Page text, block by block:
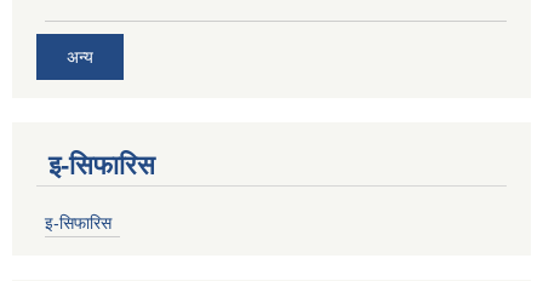
अन्य
इ-सिफारिस
इ-सिफारिस